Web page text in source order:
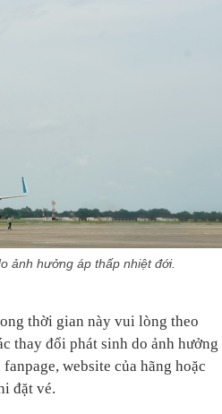
ảnh hưởng áp thấp nhiệt đới.
thời gian này vui lòng theo
thay đổi phát sinh do ảnh hưởng
website của hãng hoặc
đặt vé.